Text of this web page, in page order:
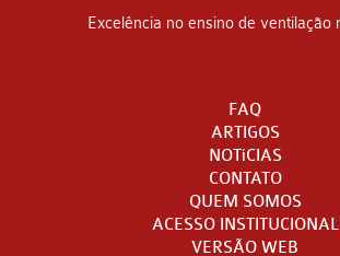
Excelência no ensino de ventilação
FAQ
ARTIGOS
NOTíCIAS
CONTATO
QUEM SOMOS
ACESSO INSTITUCIONAL
VERSÃO WEB